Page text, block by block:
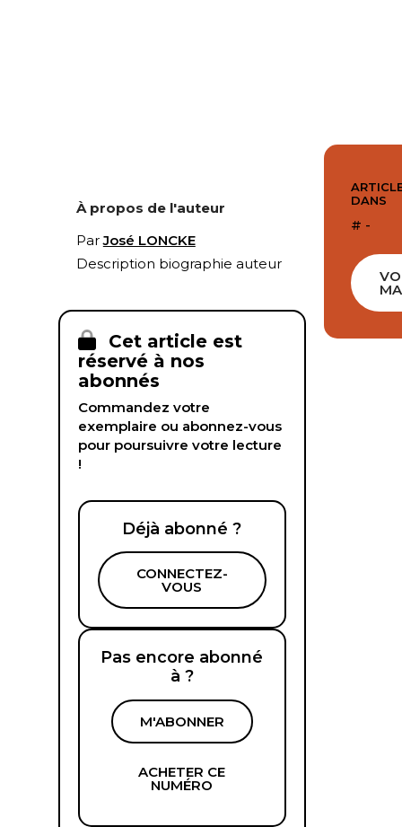
À propos de l'auteur
ParJosé LONCKE
Description biographie auteur
Cet article est
réservé à nos
abonnés
Commandez votre
exemplaire ou abonnez-vous
pour poursuivre votre lecture
!
Déjà abonné ?
CONNECTEZ-
VOUS
Pas encore abonné
à ?
M'ABONNER
ACHETER CE
NUMÉRO
DANS
# -